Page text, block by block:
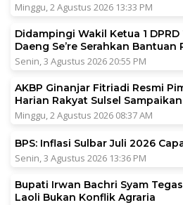
Minggu, 2 Agustus 2026 13:33 PM
Didampingi Wakil Ketua 1
Daeng Se’re Serahkan Bantuan
Senin, 3 Agustus 2026 20:55 PM
AKBP Ginanjar Fitriadi Resmi
Harian Rakyat Sulsel
Minggu, 2 Agustus 2026 08:37 AM
BPS: Inflasi Sulbar Juli 2026
Senin, 3 Agustus 2026 13:36 PM
Bupati Irwan Bachri Syam
Laoli Bukan Konflik Agraria